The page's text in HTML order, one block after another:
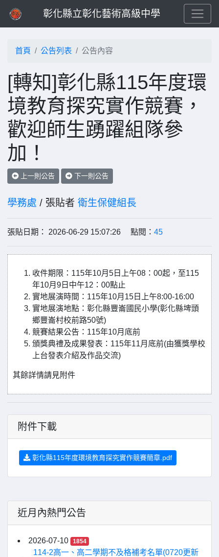
彰化縣立彰化藝術高級中學
首頁 公告列表 公告內容
[轉知]彰化縣115年度環
境教育探究實作競賽，
歡迎師生踴躍組隊參
加！
上一則公告 下一則公告
學務處 / 張貼者 衛生保健組長
張貼日期： 2026-06-29 15:07:26 點閱： 45
收件期限：115年10月5日上午08：00起，至115
年10月9日中午12：00點止
實地展演時間：115年10月15日上午8:00-16:00
實地展演地點：彰化縣豐崙國民小學(彰化縣埤頭
鄉豐崙村校前路50號)
競賽結果公告：115年10月底前
頒獎典禮及成果發表：115年11月底前(由獲獎學校
上台發表介紹及作品交流)
其餘詳情請見附件
附件下載
彰化縣115年度環境教育探究實作競賽簡章.pdf
近月內熱門公告
2026-07-10 1854
114-2高一、高二學期不及格補考名單(0720更新